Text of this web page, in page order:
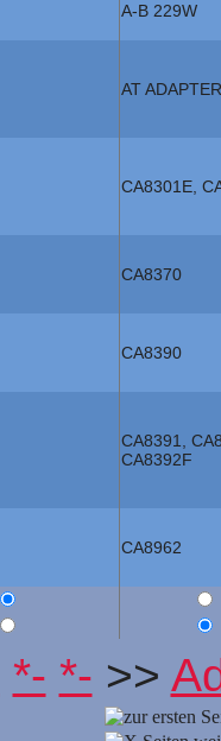
A-B 229W
AT
CA8301E,
CA8370
CA8390
CA8391,
CA8392F
CA8962
*- *- >>